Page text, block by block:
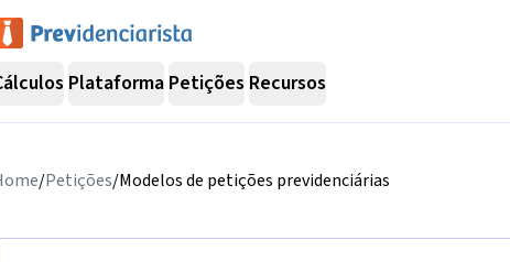
Plataforma Petições Recursos
/Petições/Modelos de petições previdenciárias